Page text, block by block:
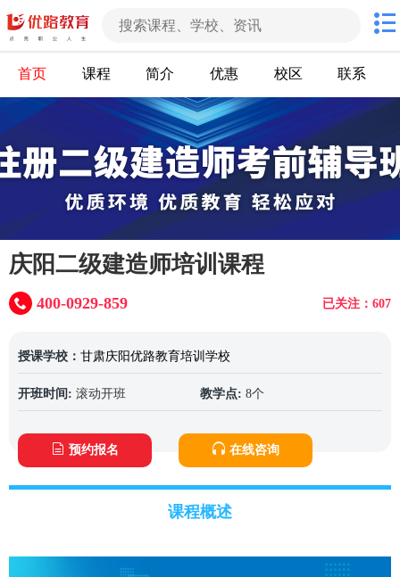
首页 课程 简介 优惠 校区 联系
庆阳二级建造师培训课程
已关注：607
400-0929-859
授课学校： 甘肃庆阳优路教育培训学校
开班时间: 滚动开班 教学点: 8个
预约报名 在线咨询
课程概述